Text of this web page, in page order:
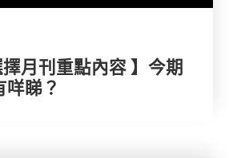
擇月刊重點內容 】今期
睇？